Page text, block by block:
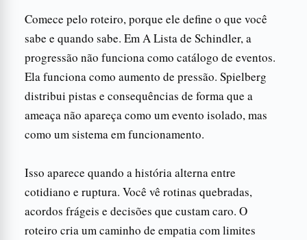
Comece pelo roteiro, porque ele define o que você
sabe e quando sabe. Em A Lista de Schindler, a
progressão não funciona como catálogo de eventos.
Ela funciona como aumento de pressão. Spielberg
distribui pistas e consequências de forma que a
ameaça não apareça como um evento isolado, mas
como um sistema em funcionamento.
Isso aparece quando a história alterna entre
cotidiano e ruptura. Você vê rotinas quebradas,
acordos frágeis e decisões que custam caro. O
roteiro cria um caminho de empatia com limites